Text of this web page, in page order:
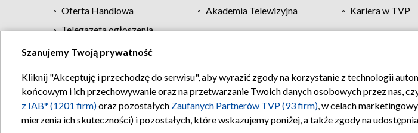
Oferta Handlowa
Akademia Telewizyjna Kariera w TVP
Telegazeta ogłoszenia
Regulamin TVP Polityka prywatności Moje
Szanujemy Twoją prywatność
Kliknij "Akceptuję i przechodzę do serwisu", aby wyrazić zgody na korzystanie z technologii
końcowym i ich przechowywanie oraz na przetwarzanie Twoich danych osobowych przez nas,
z IAB* (1201 firm)oraz pozostałych Zaufanych Partnerów TVP (93 firm), w celach
mierzenia ich skuteczności) i pozostałych, które wskazujemy poniżej, a także zgody na